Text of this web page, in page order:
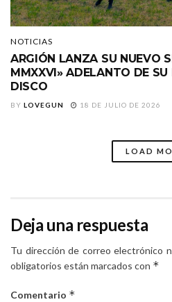
NOTICIAS
ARGIÓN LANZA SU NUEVO
MMXXVI» ADELANTO DE SU
DISCO
BY LOVEGUN 18 DE JULIO DE 2026
LOAD
Deja una respuesta
Tu dirección de correo electrónico
obligatorios están marcados con *
Comentario *